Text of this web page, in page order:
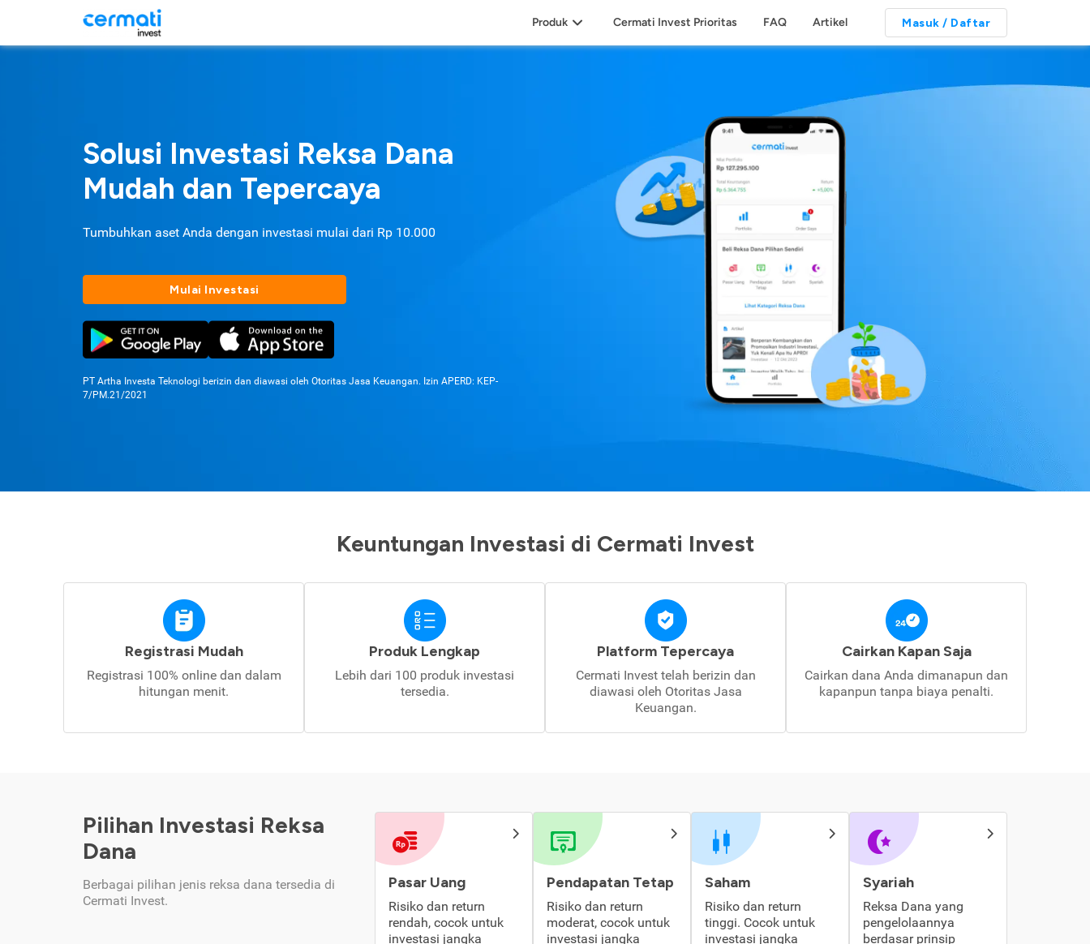
Produk Cermati Invest Prioritas FAQ Artikel Masuk / Daftar
Solusi Investasi Reksa Dana
Mudah dan Tepercaya
Tumbuhkan aset Anda dengan investasi mulai dari Rp 10.000
Mulai Investasi
PT Artha Investa Teknologi berizin dan diawasi oleh Otoritas Jasa Keuangan. Izin APERD: KEP-
7/PM.21/2021
Keuntungan Investasi di Cermati Invest
Registrasi Mudah
Registrasi 100% online dan dalam
hitungan menit.
Produk Lengkap
Lebih dari 100 produk investasi
tersedia.
Platform Tepercaya
Cermati Invest telah berizin dan
diawasi oleh Otoritas Jasa
Keuangan.
Cairkan Kapan Saja
Cairkan dana Anda dimanapun dan
kapanpun tanpa biaya penalti.
Pilihan Investasi Reksa
Dana
Berbagai pilihan jenis reksa dana tersedia di
Cermati Invest.
Pasar Uang
Risiko dan return
rendah, cocok untuk
investasi jangka
Pendapatan Tetap
Risiko dan return
moderat, cocok untuk
investasi jangka
Saham
Risiko dan return
tinggi. Cocok untuk
investasi jangka
Syariah
Reksa Dana yang
pengelolaannya
berdasar prinsip